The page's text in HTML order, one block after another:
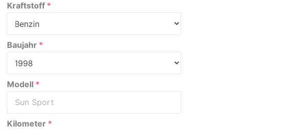
Kraftstoff *
Baujahr *
Modell *
Kilometer *